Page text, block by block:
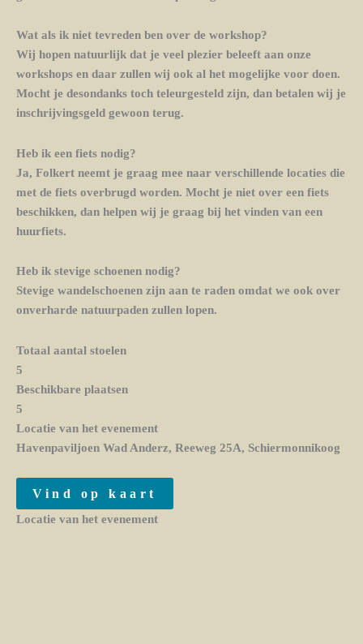
Wat als ik niet tevreden ben over de workshop?
Wij hopen natuurlijk dat je veel plezier beleeft aan onze
workshops en daar zullen wij ook al het mogelijke voor doen.
Mocht je desondanks toch teleurgesteld zijn, dan betalen wij je
inschrijvingsgeld gewoon terug.
Heb ik een fiets nodig?
Ja, Folkert neemt je graag mee naar verschillende locaties die
met de fiets overbrugd worden. Mocht je niet over een fiets
beschikken, dan helpen wij je graag bij het vinden van een
huurfiets.
Heb ik stevige schoenen nodig?
Stevige wandelschoenen zijn aan te raden omdat we ook over
onverharde natuurpaden zullen lopen.
Totaal aantal stoelen
5
Beschikbare plaatsen
5
Locatie van het evenement
Havenpaviljoen Wad Anderz, Reeweg 25A, Schiermonnikoog
Vind op kaart
Locatie van het evenement